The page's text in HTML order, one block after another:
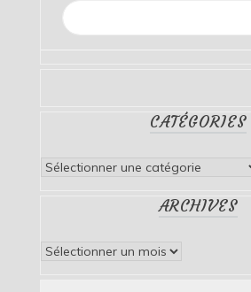
CATÉGORIES
Catégories
ARCHIVES
Archives